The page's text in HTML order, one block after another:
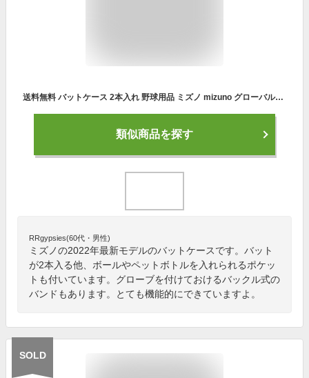
送料無料 バットケース 2本入れ 野球用品 ミズノ mizuno グローバルエリート GEオールインワン バットケース 限定モデル 硬式 軟式 ソフトボール/1FJT2415【ギフト不可】
類似商品を探す
RRgypsies(60代・男性)
ミズノの2022年最新モデルのバットケースです。バット
が2本入る他、ボールやペットボトルを入れられるポケッ
トも付いています。グローブを付けておけるバックル式の
バンドもあります。とても機能的にできていますよ。
SOLD